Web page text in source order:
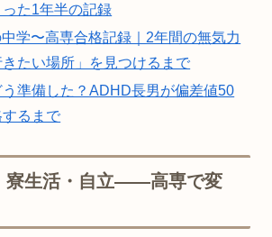
た1年半の記録
学〜高専合格記録｜2年間の無気力
たい場所」を見つけるまで
準備した？ADHD長男が偏差値50
するまで
寮生活・自立——高専で変